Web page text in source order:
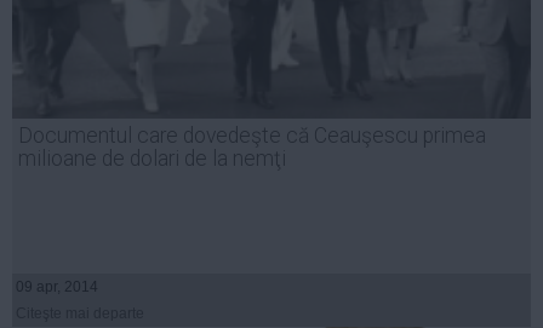
Documentul care dovedeşte că Ceauşescu primea
milioane de dolari de la nemţi
09 apr, 2014